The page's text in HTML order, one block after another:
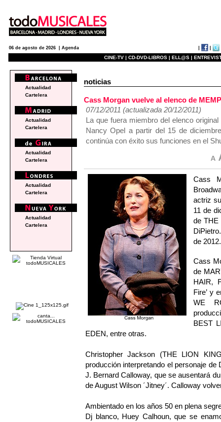
06 de agosto de 2026 | Agenda
CINE-TV | CD-DVD-LIBROS | ELL@S |
noticias
Cass Morgan vuelve al elenco de
07/12/2011 (actualizada 20/12/2011)
La que fuera miembro del elenco
Nancy Opel a partir del 15 de
continúa con éxito sus funciones en el
Cass
actriz
11 de
de THE
de 2012.
Cass
de
HAIR,
Fire’ y
WE
BEST
EDEN, entre otras.
Christopher Jackson (THE LION
producción interpretando el personaje
J. Bernard Calloway, que se ausentará
de August Wilson ´Jitney´. Calloway
Ambientado en los años 50 en plena
Dj blanco, Huey Calhoun, que se
Actualidad
Cartelera
Actualidad
Cartelera
Actualidad
Cartelera
Actualidad
Cartelera
Actualidad
Cartelera